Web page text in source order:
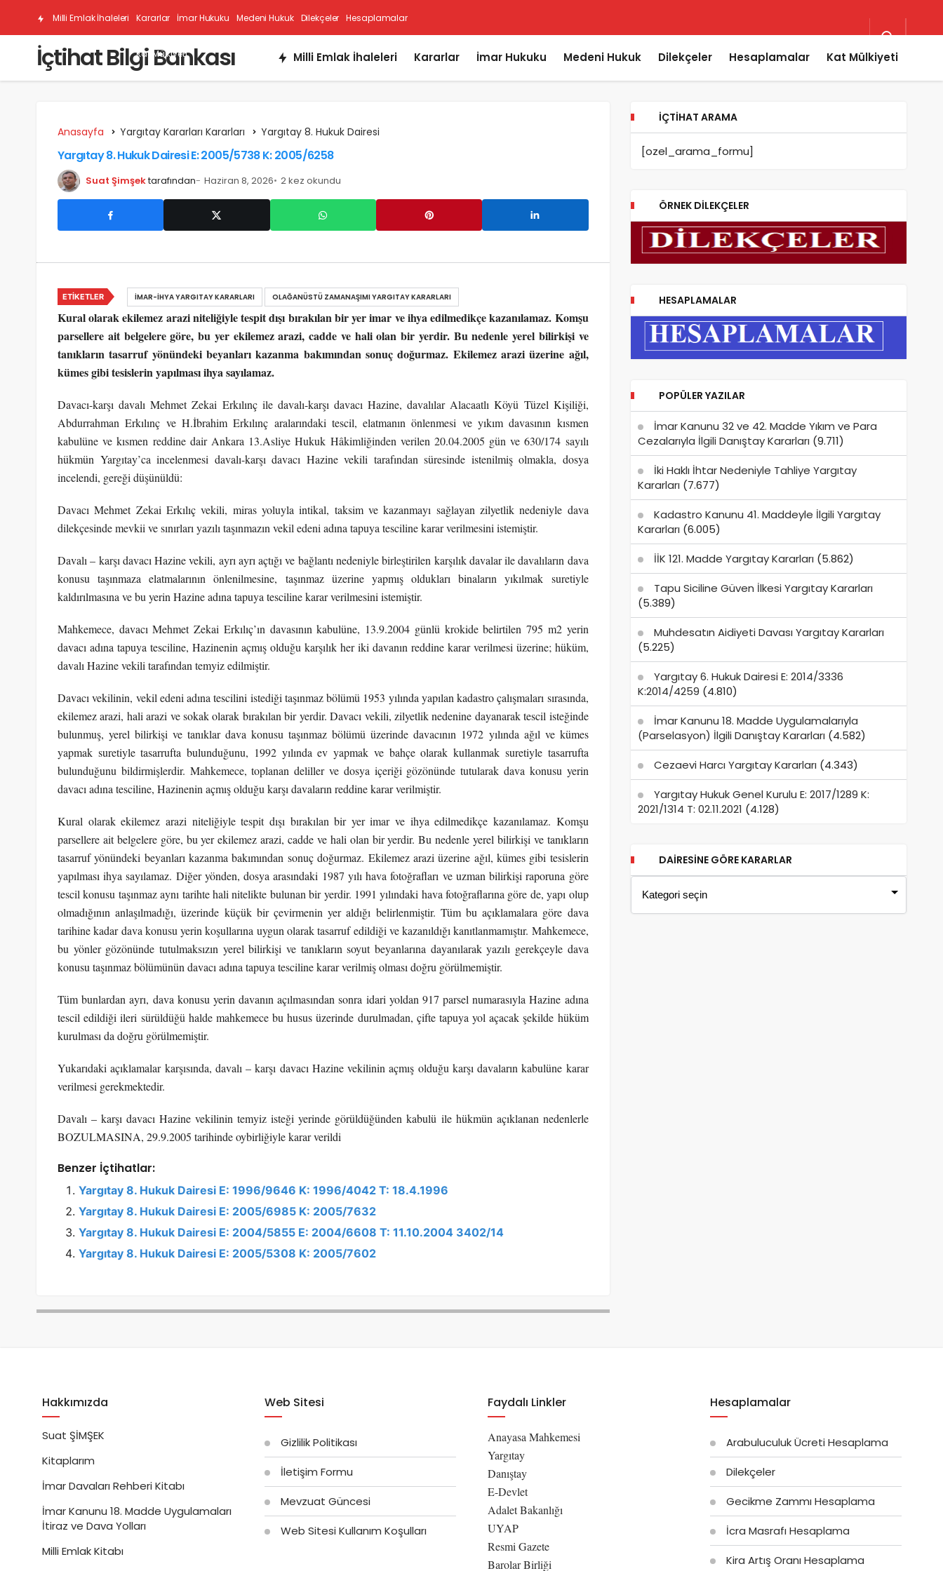
Milli Emlak İhaleleri Kararlar İmar Hukuku Medeni Hukuk Dilekçeler Hesaplamalar
Kat Mülkiyeti
İçtihat Bilgi Bankası Milli Emlak İhaleleri Kararlar İmar Hukuku Medeni Hukuk Dilekçeler Hesaplamalar Kat Mülkiyeti
Anasayfa Yargıtay Kararları Kararları Yargıtay 8. Hukuk Dairesi
Yargıtay 8. Hukuk Dairesi E: 2005/5738 K: 2005/6258
Suat Şimşektarafından Haziran 8, 2026 2 kez okundu
Kural olarak ekilemez arazi niteliğiyle tespit dışı bırakılan bir yer imar ve ihya edilmedikçe kazanılamaz. Komşu
parsellere ait belgelere göre, bu yer ekilemez arazi, cadde ve hali olan bir yerdir. Bu nedenle yerel bilirkişi ve
tanıkların tasarruf yönündeki beyanları kazanma bakımından sonuç doğurmaz. Ekilemez arazi üzerine ağıl,
kümes gibi tesislerin yapılması ihya sayılamaz.
Davacı-karşı davalı Mehmet Zekai Erkılınç ile davalı-karşı davacı Hazine, davalılar Alacaatlı Köyü Tüzel Kişiliği,
Abdurrahman Erkılınç ve H.İbrahim Erkılınç aralarındaki tescil, elatmanın önlenmesi ve yıkım davasının kısmen
kabulüne ve kısmen reddine dair Ankara 13.Asliye Hukuk Hâkimliğinden verilen 20.04.2005 gün ve 630/174 sayılı
hükmün Yargıtay’ca incelenmesi davalı-karşı davacı Hazine vekili tarafından süresinde istenilmiş olmakla, dosya
incelendi, gereği düşünüldü:
Davacı Mehmet Zekai Erkılıç vekili, miras yoluyla intikal, taksim ve kazanmayı sağlayan zilyetlik nedeniyle dava
dilekçesinde mevkii ve sınırları yazılı taşınmazın vekil edeni adına tapuya tesciline karar verilmesini istemiştir.
Davalı – karşı davacı Hazine vekili, ayrı ayrı açtığı ve bağlantı nedeniyle birleştirilen karşılık davalar ile davalıların dava
konusu taşınmaza elatmalarının önlenilmesine, taşınmaz üzerine yapmış oldukları binaların yıkılmak suretiyle
kaldırılmasına ve bu yerin Hazine adına tapuya tesciline karar verilmesini istemiştir.
Mahkemece, davacı Mehmet Zekai Erkılıç’ın davasının kabulüne, 13.9.2004 günlü krokide belirtilen 795 m2 yerin
davacı adına tapuya tesciline, Hazinenin açmış olduğu karşılık her iki davanın reddine karar verilmesi üzerine; hüküm,
davalı Hazine vekili tarafından temyiz edilmiştir.
Davacı vekilinin, vekil edeni adına tescilini istediği taşınmaz bölümü 1953 yılında yapılan kadastro çalışmaları sırasında,
ekilemez arazi, hali arazi ve sokak olarak bırakılan bir yerdir. Davacı vekili, zilyetlik nedenine dayanarak tescil isteğinde
bulunmuş, yerel bilirkişi ve tanıklar dava konusu taşınmaz bölümü üzerinde davacının 1972 yılında ağıl ve kümes
yapmak suretiyle tasarrufta bulunduğunu, 1992 yılında ev yapmak ve bahçe olarak kullanmak suretiyle tasarrufta
bulunduğunu bildirmişlerdir. Mahkemece, toplanan deliller ve dosya içeriği gözönünde tutularak dava konusu yerin
davacı adına tesciline, Hazinenin açmış olduğu karşı davaların reddine karar verilmiştir.
Kural olarak ekilemez arazi niteliğiyle tespit dışı bırakılan bir yer imar ve ihya edilmedikçe kazanılamaz. Komşu
parsellere ait belgelere göre, bu yer ekilemez arazi, cadde ve hali olan bir yerdir. Bu nedenle yerel bilirkişi ve tanıkların
tasarruf yönündeki beyanları kazanma bakımından sonuç doğurmaz. Ekilemez arazi üzerine ağıl, kümes gibi tesislerin
yapılması ihya sayılamaz. Diğer yönden, dosya arasındaki 1987 yılı hava fotoğrafları ve uzman bilirkişi raporuna göre
tescil konusu taşınmaz aynı tarihte hali nitelikte bulunan bir yerdir. 1991 yılındaki hava fotoğraflarına göre de, yapı olup
olmadığının anlaşılmadığı, üzerinde küçük bir çevirmenin yer aldığı belirlenmiştir. Tüm bu açıklamalara göre dava
tarihine kadar dava konusu yerin koşullarına uygun olarak tasarruf edildiği ve kazanıldığı kanıtlanmamıştır. Mahkemece,
bu yönler gözönünde tutulmaksızın yerel bilirkişi ve tanıkların soyut beyanlarına dayanılarak yazılı gerekçeyle dava
konusu taşınmaz bölümünün davacı adına tapuya tesciline karar verilmiş olması doğru görülmemiştir.
Tüm bunlardan ayrı, dava konusu yerin davanın açılmasından sonra idari yoldan 917 parsel numarasıyla Hazine adına
tescil edildiği ileri sürüldüğü halde mahkemece bu husus üzerinde durulmadan, çifte tapuya yol açacak şekilde hüküm
kurulması da doğru görülmemiştir.
Yukarıdaki açıklamalar karşısında, davalı – karşı davacı Hazine vekilinin açmış olduğu karşı davaların kabulüne karar
verilmesi gerekmektedir.
Davalı – karşı davacı Hazine vekilinin temyiz isteği yerinde görüldüğünden kabulü ile hükmün açıklanan nedenlerle
BOZULMASINA, 29.9.2005 tarihinde oybirliğiyle karar verildi
Benzer İçtihatlar:
Yargıtay 8. Hukuk Dairesi E: 1996/9646 K: 1996/4042 T: 18.4.1996
Yargıtay 8. Hukuk Dairesi E: 2005/6985 K: 2005/7632
Yargıtay 8. Hukuk Dairesi E: 2004/5855 E: 2004/6608 T: 11.10.2004 3402/14
Yargıtay 8. Hukuk Dairesi E: 2005/5308 K: 2005/7602
ETIKETLER İMAR-İHYA YARGITAY KARARLARI OLAĞANÜSTÜ ZAMANAŞIMI YARGITAY KARARLARI
İÇTIHAT ARAMA
[ozel_arama_formu]
ÖRNEK DILEKÇELER
HESAPLAMALAR
POPÜLER YAZILAR
İmar Kanunu 32 ve 42. Madde Yıkım ve Para
Cezalarıyla İlgili Danıştay Kararları (9.711)
İki Haklı İhtar Nedeniyle Tahliye Yargıtay
Kararları (7.677)
Kadastro Kanunu 41. Maddeyle İlgili Yargıtay
Kararları (6.005)
İİK 121. Madde Yargıtay Kararları (5.862)
Tapu Siciline Güven İlkesi Yargıtay Kararları
(5.389)
Muhdesatın Aidiyeti Davası Yargıtay Kararları
(5.225)
Yargıtay 6. Hukuk Dairesi E: 2014/3336
K:2014/4259 (4.810)
İmar Kanunu 18. Madde Uygulamalarıyla
(Parselasyon) İlgili Danıştay Kararları (4.582)
Cezaevi Harcı Yargıtay Kararları (4.343)
Yargıtay Hukuk Genel Kurulu E: 2017/1289 K:
2021/1314 T: 02.11.2021 (4.128)
DAIRESINE GÖRE KARARLAR
Hakkımızda
Suat ŞİMŞEK
Kitaplarım
İmar Davaları Rehberi Kitabı
İmar Kanunu 18. Madde Uygulamaları
İtiraz ve Dava Yolları
Milli Emlak Kitabı
Web Sitesi
Gizlilik Politikası
İletişim Formu
Mevzuat Güncesi
Web Sitesi Kullanım Koşulları
Faydalı Linkler
Anayasa Mahkemesi
Yargıtay
Danıştay
E-Devlet
Adalet Bakanlığı
UYAP
Resmi Gazete
Barolar Birliği
Hesaplamalar
Arabuluculuk Ücreti Hesaplama
Dilekçeler
Gecikme Zammı Hesaplama
İcra Masrafı Hesaplama
Kira Artış Oranı Hesaplama